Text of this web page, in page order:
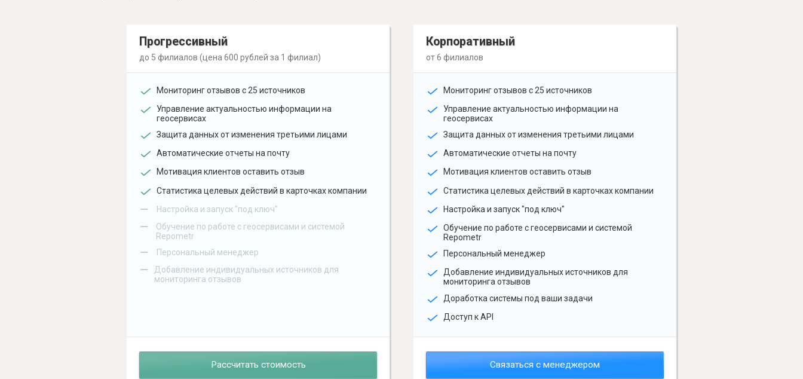
Прогрессивный
до 5 филиалов (цена 600 рублей за 1 филиал)
Мониторинг отзывов с 25 источников
Управление актуальностью информации на
геосервисах
Защита данных от изменения третьими лицами
Автоматические отчеты на почту
Мотивация клиентов оставить отзыв
Статистика целевых действий в карточках компании
– Настройка и запуск "под ключ"
–
Обучение по работе с геосервисами и системой
Repometr
– Персональный менеджер
–
Добавление индивидуальных источников для
мониторинга отзывов
Рассчитать стоимость
Корпоративный
от 6 филиалов
Мониторинг отзывов с 25 источников
Управление актуальностью информации на
геосервисах
Защита данных от изменения третьими лицами
Автоматические отчеты на почту
Мотивация клиентов оставить отзыв
Статистика целевых действий в карточках компании
Настройка и запуск "под ключ"
Обучение по работе с геосервисами и системой
Repometr
Персональный менеджер
Добавление индивидуальных источников для
мониторинга отзывов
Доработка системы под ваши задачи
Доступ к API
Связаться с менеджером